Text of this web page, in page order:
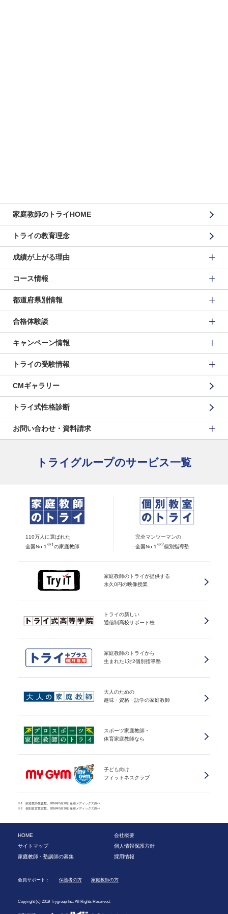
家庭教師のトライHOME
トライの教育理念
成績が上がる理由
コース情報
都道府県別情報
合格体験談
キャンペーン情報
トライの受験情報
CMギャラリー
トライ式性格診断
お問い合わせ・資料請求
トライグループのサービス一覧
110万人に選ばれた
全国No.1 ※1 の家庭教師
完全マンツーマンの
全国No.1 ※2個別指導塾
家庭教師のトライが提供する
永久0円の映像授業
トライの新しい
通信制高校サポート校
家庭教師のトライから
生まれた1対2個別指導塾
大人のための
趣味・資格・語学の家庭教師
スポーツ家庭教師・
体育家庭教師なら
子ども向け
フィットネスクラブ
※1 家庭教師生徒数、2016年5月20日産經メディックス調べ
※2 個別直営教室数、2016年5月20日産經メディックス調べ
HOME
会社概要
サイトマップ
個人情報保護方針
家庭教師・塾講師の募集
採用情報
会員サポート： 保護者の方 家庭教師の方
Copyright (c) 2019 Trygroup Inc. All Rights Reserved.